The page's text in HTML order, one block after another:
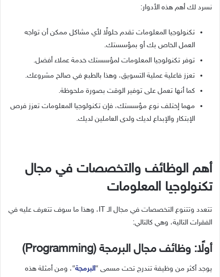
نسرد لك أهم هذه الأدوار:
تكنولوجيا المعلومات تقدم حلولًا لأي مشاكل ممكن أن تواجه
العمل الخاص بك أو بمؤسستك.
توفر تكنولوجيا المعلومات لمؤسستك خدمة عملاء أفضل.
تعزز فاعلية عملية التسويق، وهذا بالطبع في صالح مشروعك.
كما أنها تعمل على توفير الوقت بصورة ملحوظة.
مهما إختلف نوع مؤسستك، فإن تكنولوجيا المعلومات تعزز فرص
الإبتكار والإبداع لديك ولدى العاملين لديك.
أهم الوظائف والتخصصات في مجال
تكنولوجيا المعلومات
تتعدد وتتنوع التخصصات في مجال الـ IT، وهذا ما سوف تتعرف عليه في
الفقرات التالية، وهي كالتالي:
أولًا: وظائف مجال البرمجة (Programming)
يوجد أكثر من وظيفة تندرج تحت مسمى “البرمجة“، ومن أمثلة هذه